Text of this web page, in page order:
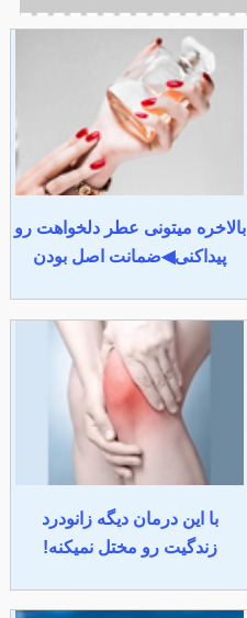
بالاخره میتونی عطر دلخواهت رو
پیداکنی◀ضمانت اصل بودن
با این درمان دیگه زانودرد
زندگیت رو مختل نمیکنه!